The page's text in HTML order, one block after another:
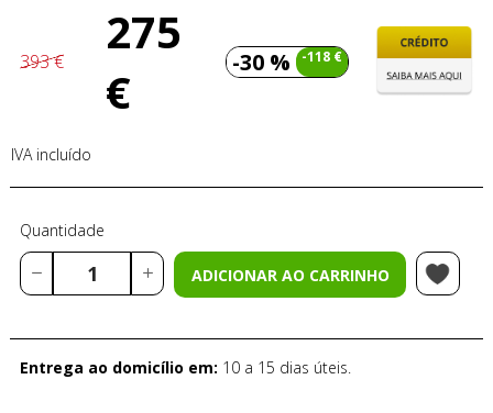
393 €
275
€
-30 % -118 €
IVA incluído
Quantidade
ADICIONAR AO CARRINHO
Entrega ao domicílio em: 10 a 15 dias úteis.